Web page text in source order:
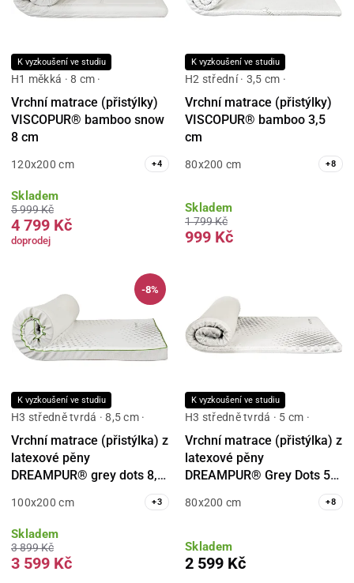
K vyzkoušení ve studiu
H1 měkká · 8 cm ·
Vrchní matrace (přistýlky)
VISCOPUR® bamboo snow
8 cm
120x200 cm +4
Skladem
5 999 Kč
4 799 Kč
doprodej
K vyzkoušení ve studiu
H2 střední · 3,5 cm ·
Vrchní matrace (přistýlky)
VISCOPUR® bamboo 3,5
cm
80x200 cm +8
Skladem
1 799 Kč
999 Kč
-8%
K vyzkoušení ve studiu
H3 středně tvrdá · 8,5 cm ·
Vrchní matrace (přistýlka) z
latexové pěny
DREAMPUR® grey dots 8,5
100x200 cm +3
Skladem
3 899 Kč
3 599 Kč
K vyzkoušení ve studiu
H3 středně tvrdá · 5 cm ·
Vrchní matrace (přistýlka) z
latexové pěny
DREAMPUR® Grey Dots 5
80x200 cm +8
Skladem
2 599 Kč